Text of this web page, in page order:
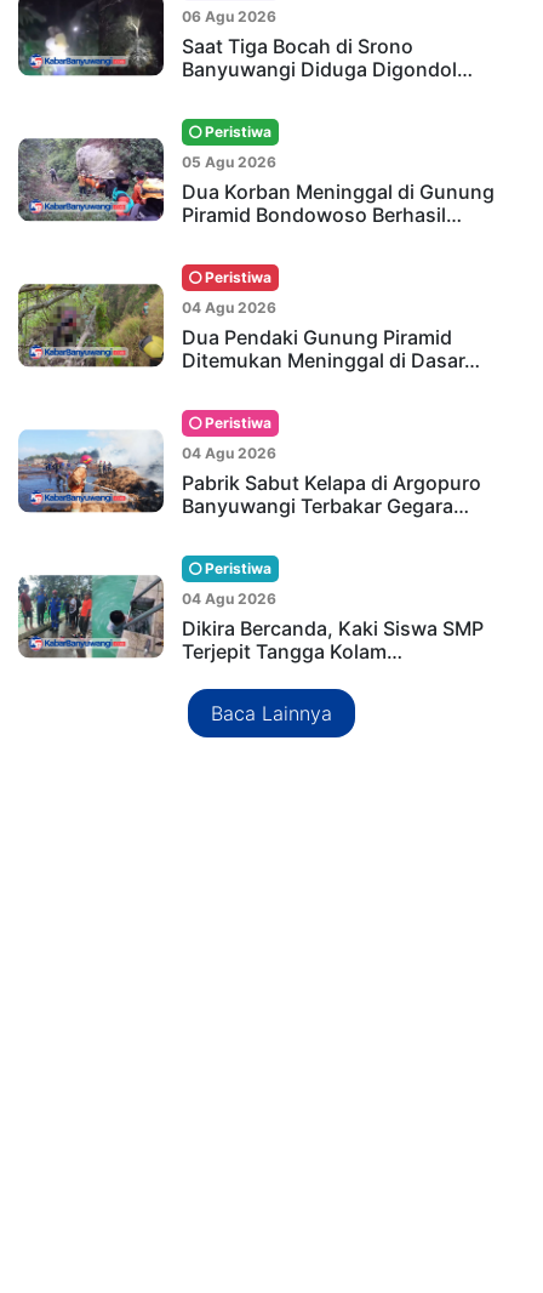
06 Agu 2026
Saat Tiga Bocah di Srono
Banyuwangi Diduga Digondol…
Peristiwa
05 Agu 2026
Dua Korban Meninggal di Gunung
Piramid Bondowoso Berhasil…
Peristiwa
04 Agu 2026
Dua Pendaki Gunung Piramid
Ditemukan Meninggal di Dasar…
Peristiwa
04 Agu 2026
Pabrik Sabut Kelapa di Argopuro
Banyuwangi Terbakar Gegara…
Peristiwa
04 Agu 2026
Dikira Bercanda, Kaki Siswa SMP
Terjepit Tangga Kolam…
Baca Lainnya